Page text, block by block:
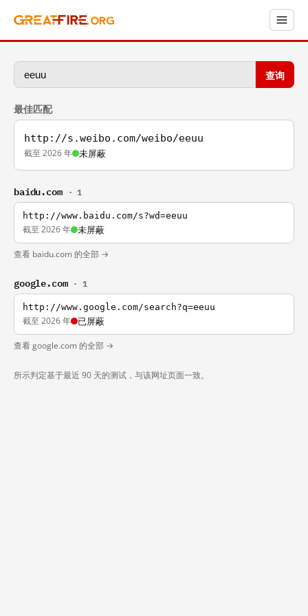
查询
最佳匹配
http://s.weibo.com/weibo/eeuu
截至 2026 年 未屏蔽
baidu.com · 1
http://www.baidu.com/s?wd=eeuu
截至 2026 年 未屏蔽
查看 baidu.com 的全部 →
google.com · 1
http://www.google.com/search?q=eeuu
截至 2026 年 已屏蔽
查看 google.com 的全部 →
所示判定基于最近 90 天的测试，与该网址页面一致。